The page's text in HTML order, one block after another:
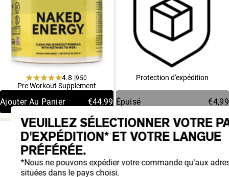
Rated
4.8
out
of
5
stars
4.8 |950
Pre Workout Supplement
Ajouter Au Panier €44,99
Protection d'expédition
Épuisé €4,99
Only 3 Ingredients
VEUILLEZ SÉLECTIONNER VOTRE
D'EXPÉDITION* ET VOTRE LANGUE
PRÉFÉRÉE.
*Nous ne pouvons expédier votre commande qu'aux
situées dans le pays choisi.